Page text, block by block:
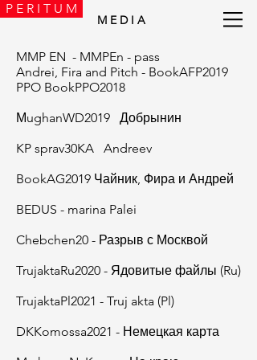
P E R I T U M
M E D I A
MMP EN - MMPEn - pass
Andrei, Fira and Pitch - BookAFP2019
PPO BookPPO2018
МughanWD2019 Добрынин
KP sprav30KA Andreev
BookAG2019 Чайник, Фира и Андрей
BEDUS - marina Palei
Chebchen20 - Разрыв с Москвой
TrujaktaRu2020 - Ядовитые файлы (Ru)
TrujaktaPl2021 - Truj akta (Pl)
DKKomossa2021 - Немецкая карта